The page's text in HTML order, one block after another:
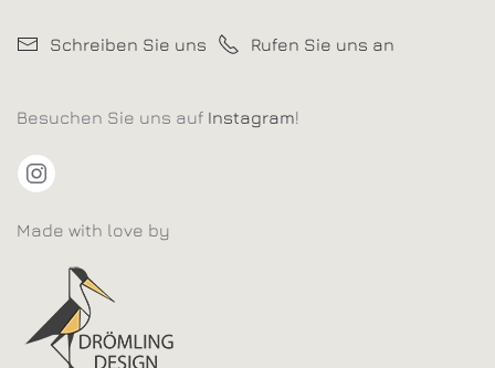
Schreiben Sie uns Rufen Sie uns an
Besuchen Sie uns auf Instagram!
Made with love by